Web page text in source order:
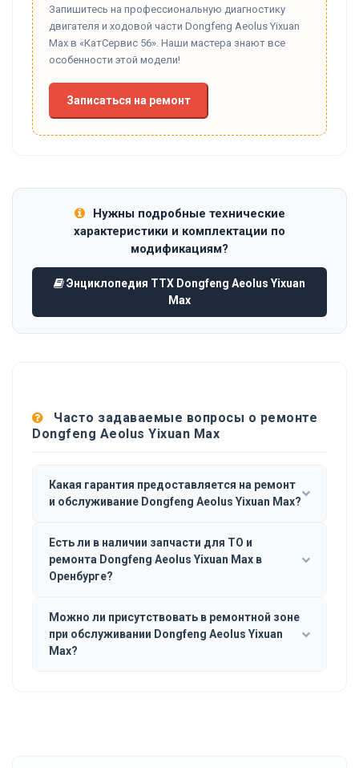
Запишитесь на профессиональную диагностику
двигателя и ходовой части Dongfeng Aeolus Yixuan
Max в «КатСервис 56». Наши мастера знают все
особенности этой модели!
Записаться на ремонт
Нужны подробные технические
характеристики и комплектации по
модификациям?
Энциклопедия ТТХ Dongfeng Aeolus Yixuan
Max
Часто задаваемые вопросы о ремонте
Dongfeng Aeolus Yixuan Max
Какая гарантия предоставляется на ремонт
и обслуживание Dongfeng Aeolus Yixuan Max?
Есть ли в наличии запчасти для ТО и
ремонта Dongfeng Aeolus Yixuan Max в
Оренбурге?
Можно ли присутствовать в ремонтной зоне
при обслуживании Dongfeng Aeolus Yixuan
Max?